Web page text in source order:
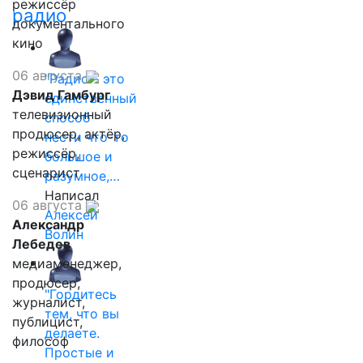
радио
"Радио - это
единственный
способ
нести что-то
большое и
разумное,…
Написал
Алексей
Волин
"Гордитесь
тем, что вы
делаете.
Простые и
режиссёр
документального
кино
06 августа
Дэвид Гамбург
телевизионный
продюсер, актёр,
режиссёр,
сценарист
06 августа
Александр
Лебедев
медиаменеджер,
продюсер,
журналист,
публицист,
философ